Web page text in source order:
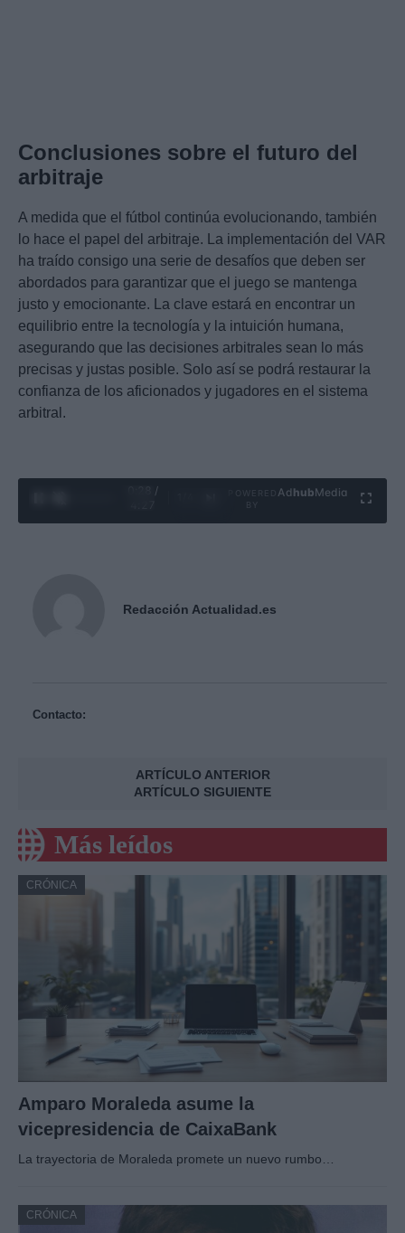
Conclusiones sobre el futuro del
arbitraje
A medida que el fútbol continúa evolucionando, también
lo hace el papel del arbitraje. La implementación del VAR
ha traído consigo una serie de desafíos que deben ser
abordados para garantizar que el juego se mantenga
justo y emocionante. La clave estará en encontrar un
equilibrio entre la tecnología y la intuición humana,
asegurando que las decisiones arbitrales sean lo más
precisas y justas posible. Solo así se podrá restaurar la
confianza de los aficionados y jugadores en el sistema
arbitral.
0:29 /
Ad hubMedia
Redacción Actualidad.es
Contacto:
ARTÍCULO ANTERIOR
ARTÍCULO SIGUIENTE
Más leídos
CRÓNICA
Amparo Moraleda asume la
vicepresidencia de CaixaBank
La trayectoria de Moraleda promete un nuevo rumbo…
CRÓNICA